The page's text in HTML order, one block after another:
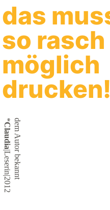
das
so
möglich
*
Claudia
|Leserin|2012dem Autor bekannt